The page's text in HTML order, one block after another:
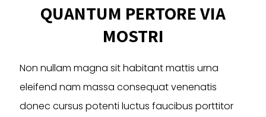
options
may
on
the
page
QUANTUM PERTORE VIA
MOSTRI
Non nullam magna sit habitant mattis urna
eleifend nam massa consequat venenatis
donec cursus potenti luctus faucibus porttitor